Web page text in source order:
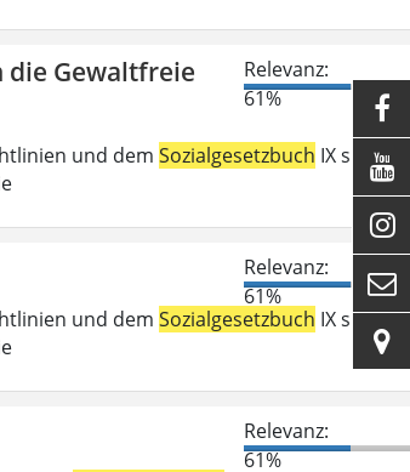
die Gewaltfreie
Relevanz:
61%
und dem Sozialgesetzbuch IX sind
Relevanz:
61%
und dem Sozialgesetzbuch IX sind
Relevanz:
61%




